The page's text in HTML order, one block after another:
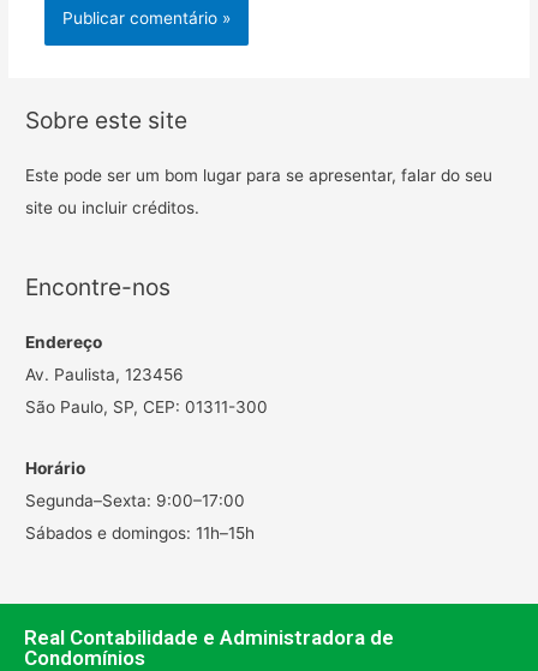
Sobre este site
Este pode ser um bom lugar para se apresentar, falar do seu
site ou incluir créditos.
Encontre-nos
Endereço
Av. Paulista, 123456
São Paulo, SP, CEP: 01311-300
Horário
Segunda–Sexta: 9:00–17:00
Sábados e domingos: 11h–15h
Real Contabilidade e Administradora de
Condomínios